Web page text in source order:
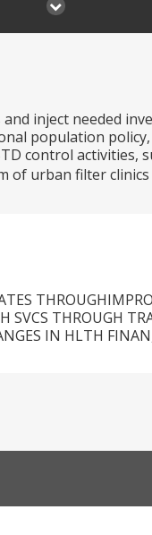
inject needed
population
control activities,
of urban filter clinics
SVCS THROUGH
IN HLTH